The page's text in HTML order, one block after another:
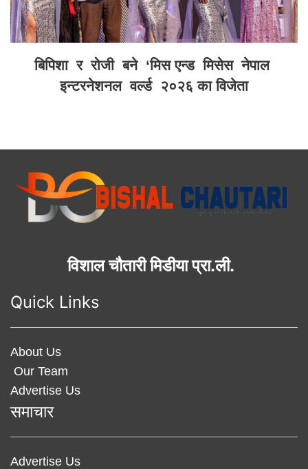
बिपिशा र रोजी बने ‘मिस एन्ड मिसेस नेपाल
इन्टरनेशनल वर्ल्ड २०२६ का विजेता
विशाल चौतारी मिडीया प्रा.ली.
Quick Links
About Us
Our Team
Advertise Us
समाचार
Advertise Us